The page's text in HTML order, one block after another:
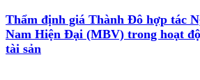
Thẩm định giá Thành Đô hợp tác
Nam Hiện Đại (MBV) trong hoạt
tài sản